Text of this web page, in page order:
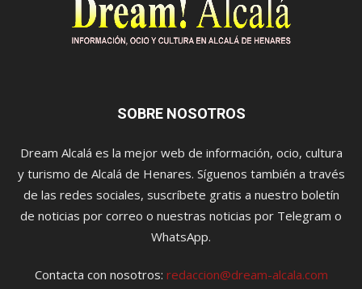
SOBRE NOSOTROS
Dream Alcalá es la mejor web de información, ocio, cultura
y turismo de Alcalá de Henares. Síguenos también a través
de las redes sociales, suscríbete gratis a nuestro boletín
de noticias por correo o nuestras noticias por Telegram o
WhatsApp.
Contacta con nosotros: redaccion@dream-alcala.com